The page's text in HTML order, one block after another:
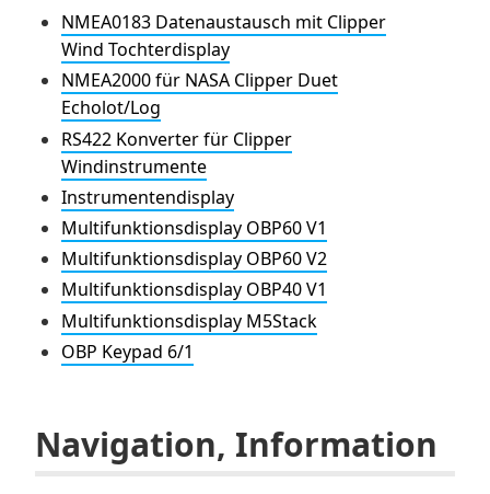
NMEA0183 Datenaustausch mit Clipper
Wind Tochterdisplay
NMEA2000 für NASA Clipper Duet
Echolot/Log
RS422 Konverter für Clipper
Windinstrumente
Instrumentendisplay
Multifunktionsdisplay OBP60 V1
Multifunktionsdisplay OBP60 V2
Multifunktionsdisplay OBP40 V1
Multifunktionsdisplay M5Stack
OBP Keypad 6/1
Navigation, Information